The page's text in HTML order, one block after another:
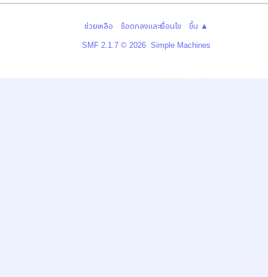
ช่วยเหลือ ข้อตกลงและเงื่อนไข ขึ้น ▲
SMF 2.1.7 © 2026, Simple Machines